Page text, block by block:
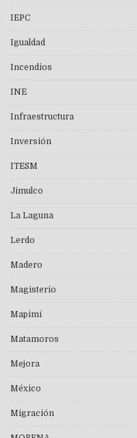
IEPC
Igualdad
Incendios
INE
Infraestructura
Inversión
ITESM
Jimulco
La Laguna
Lerdo
Madero
Magisterio
Mapimí
Matamoros
Mejora
México
Migración